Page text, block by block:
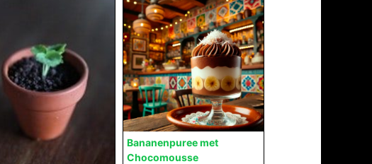
Bananenpuree met
Chocomousse